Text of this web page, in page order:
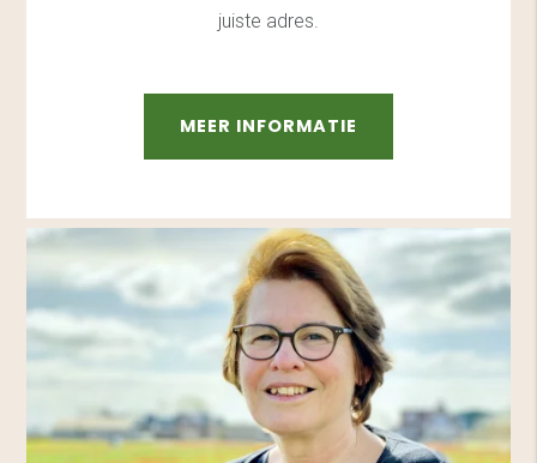
juiste adres.
MEER INFORMATIE